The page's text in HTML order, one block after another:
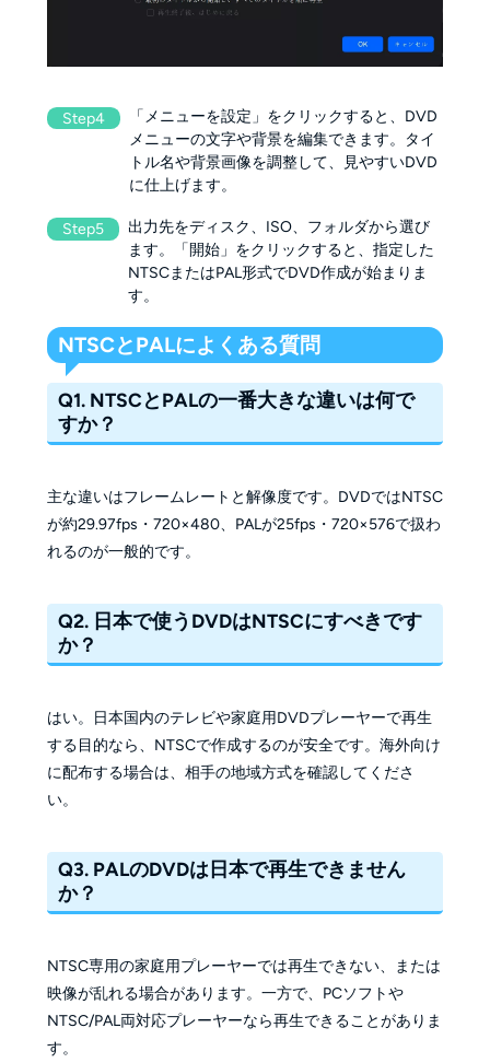
Step4
「メニューを設定」をクリックすると、DVD
メニューの文字や背景を編集できます。タイ
トル名や背景画像を調整して、見やすいDVD
に仕上げます。
Step5
出力先をディスク、ISO、フォルダから選び
ます。「開始」をクリックすると、指定した
NTSCまたはPAL形式でDVD作成が始まりま
す。
NTSCとPALによくある質問
Q1. NTSCとPALの一番大きな違いは何で
すか？
主な違いはフレームレートと解像度です。DVDではNTSC
が約29.97fps・720×480、PALが25fps・720×576で扱わ
れるのが一般的です。
Q2. 日本で使うDVDはNTSCにすべきです
か？
はい。日本国内のテレビや家庭用DVDプレーヤーで再生
する目的なら、NTSCで作成するのが安全です。海外向け
に配布する場合は、相手の地域方式を確認してくださ
い。
Q3. PALのDVDは日本で再生できません
か？
NTSC専用の家庭用プレーヤーでは再生できない、または
映像が乱れる場合があります。一方で、PCソフトや
NTSC/PAL両対応プレーヤーなら再生できることがありま
す。